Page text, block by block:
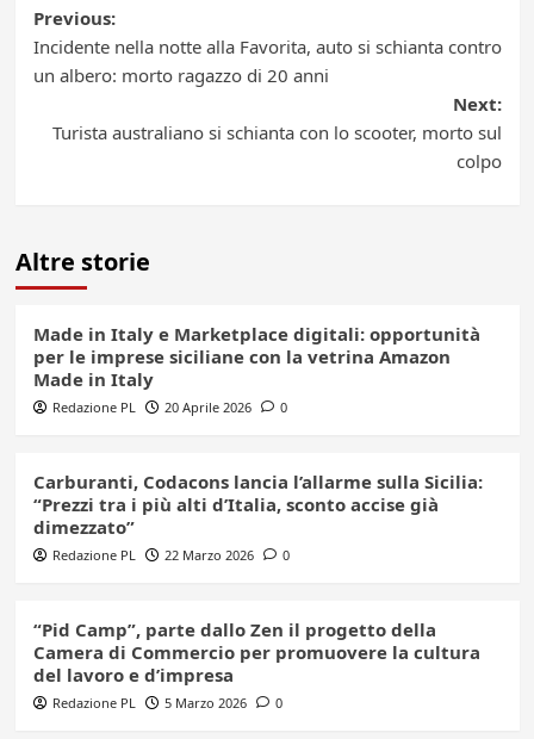
Post
navigation
Previous:
Incidente nella notte alla Favorita, auto si schianta contro
un albero: morto ragazzo di 20 anni
Next:
Turista australiano si schianta con lo scooter, morto sul
colpo
Altre storie
Made in Italy e Marketplace digitali: opportunità
per le imprese siciliane con la vetrina Amazon
Made in Italy
Redazione PL 20 Aprile 2026 0
Carburanti, Codacons lancia l’allarme sulla Sicilia:
“Prezzi tra i più alti d’Italia, sconto accise già
dimezzato”
Redazione PL 22 Marzo 2026 0
“Pid Camp”, parte dallo Zen il progetto della
Camera di Commercio per promuovere la cultura
del lavoro e d’impresa
Redazione PL 5 Marzo 2026 0